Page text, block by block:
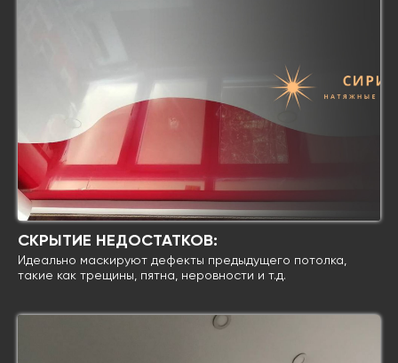
СКРЫТИЕ НЕДОСТАТКОВ:
Идеально маскируют дефекты предыдущего потолка,
такие как трещины, пятна, неровности и т.д.